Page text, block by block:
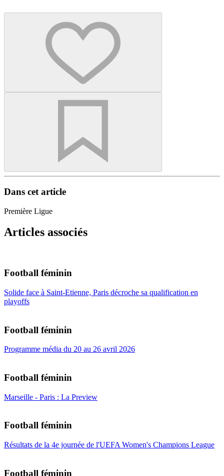
Dans cet article
Première Ligue
Articles associés
Football féminin
Solide face à Saint-Etienne, Paris décroche sa qualification en
playoffs
Football féminin
Programme média du 20 au 26 avril 2026
Football féminin
Marseille - Paris : La Preview
Football féminin
Résultats de la 4e journée de l'UEFA Women's Champions League
Football féminin